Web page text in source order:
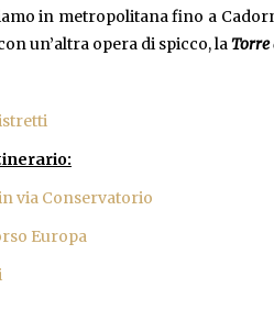
in metropolitana fino a
un’altra opera di spicco, laTorre
via Conservatorio
Europa